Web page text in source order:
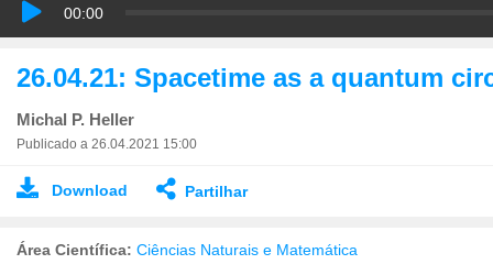
00:00
26.04.21: Spacetime as a quantum
Michal P. Heller
Publicado a 26.04.2021 15:00
Download Partilhar
Área Científica: Ciências Naturais e Matemática